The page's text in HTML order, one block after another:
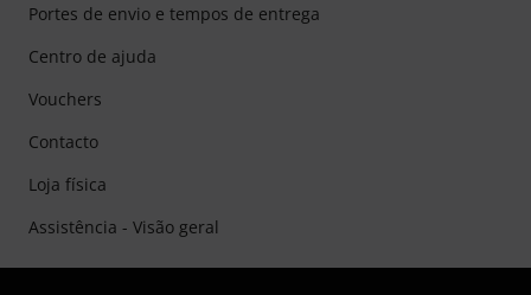
Portes de envio e tempos de entrega
Centro de ajuda
Vouchers
Contacto
Loja física
Assistência - Visão geral